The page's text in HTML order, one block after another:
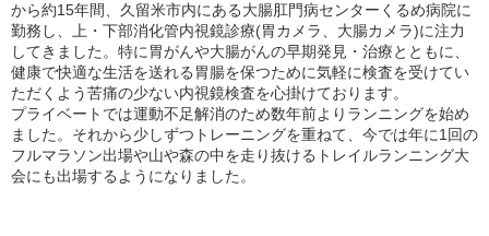
から約15年間、久留米市内にある大腸肛門病センターくるめ病院に
勤務し、上・下部消化管内視鏡診療(胃カメラ、大腸カメラ)に注力
してきました。特に胃がんや大腸がんの早期発見・治療とともに、
健康で快適な生活を送れる胃腸を保つために気軽に検査を受けてい
ただくよう苦痛の少ない内視鏡検査を心掛けております。
プライベートでは運動不足解消のため数年前よりランニングを始め
ました。それから少しずつトレーニングを重ねて、今では年に1回の
フルマラソン出場や山や森の中を走り抜けるトレイルランニング大
会にも出場するようになりました。